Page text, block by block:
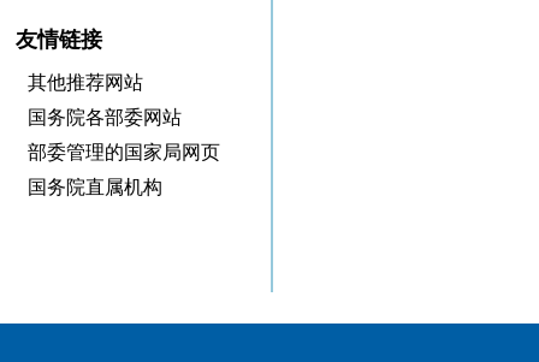
友情链接
其他推荐网站
国务院各部委网站
部委管理的国家局网页
国务院直属机构